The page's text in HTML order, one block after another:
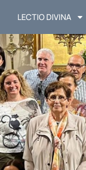
LECTIO DIVINA